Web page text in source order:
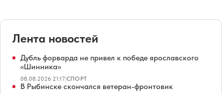
Лента новостей
Дубль форварда не привел к победе ярославского
«Шинника»
08.08.2026 21:17|СПОРТ
В Рыбинске скончался ветеран-фронтовик